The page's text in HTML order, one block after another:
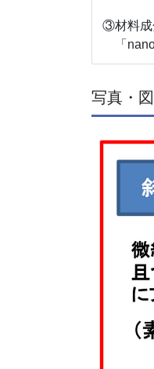
③材料成
「
写真・